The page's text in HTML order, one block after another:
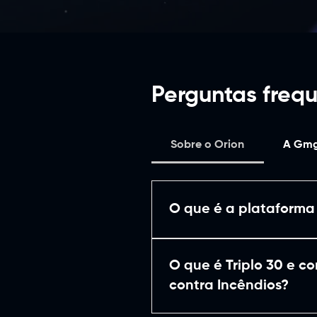
Perguntas
Sobre o Orion A
O que é a plataforma
geoespaciais avançadas
crucial nos serviços de
Orion, a GMG Ambiental
O que é Triplo 30 e
contra Incêndios?